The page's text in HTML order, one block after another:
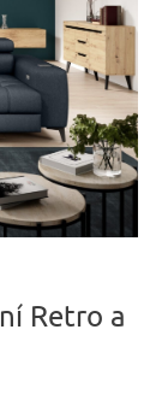
Retro a